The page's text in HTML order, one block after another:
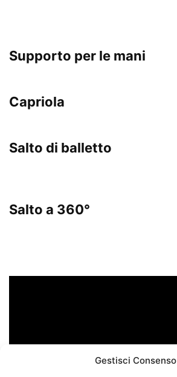
Gestisci Consenso
Supporto per le mani
Capriola
Salto di balletto
Salto a 360°